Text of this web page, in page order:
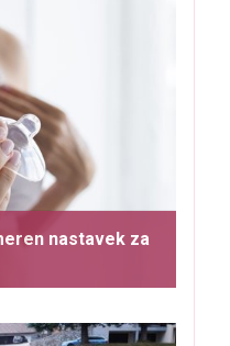
nastavek za